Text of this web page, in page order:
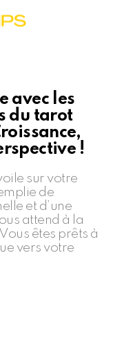
avec les
du tarot
!
sur votre
de
et d’une
attend à la
êtes prêts à
vers votre